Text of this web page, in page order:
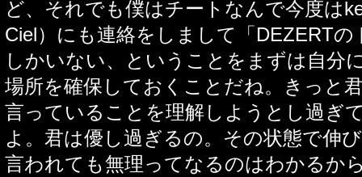
ど、それでも僕はチートなんで今度は
Ciel）にも連絡をしまして「DEZERT
しかいない、ということをまずは自分
場所を確保しておくことだね。きっと
言っていることを理解しようとし過ぎ
よ。君は優し過ぎるの。その状態で伸
言われても無理ってなるのはわかるか